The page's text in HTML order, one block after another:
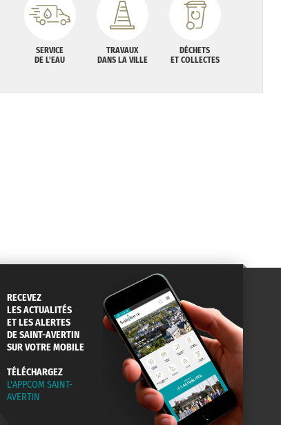
SERVICE
DE L'EAU
TRAVAUX
DANS LA VILLE
DÉCHETS
ET COLLECTES
RECEVEZ
LES ACTUALITÉS
ET LES ALERTES
DE SAINT-AVERTIN
SUR VOTRE MOBILE
TÉLÉCHARGEZ
L'APPCOM SAINT-
AVERTIN